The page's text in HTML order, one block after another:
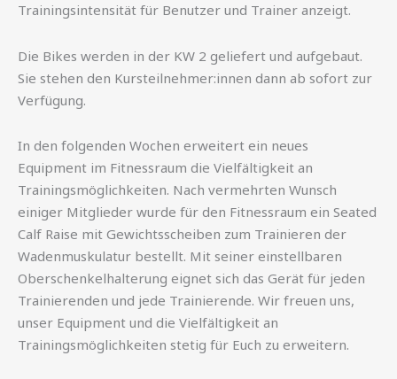
Trainingsintensität für Benutzer und Trainer anzeigt.
Die Bikes werden in der KW 2 geliefert und aufgebaut.
Sie stehen den Kursteilnehmer:innen dann ab sofort zur
Verfügung.
In den folgenden Wochen erweitert ein neues
Equipment im Fitnessraum die Vielfältigkeit an
Trainingsmöglichkeiten. Nach vermehrten Wunsch
einiger Mitglieder wurde für den Fitnessraum ein Seated
Calf Raise mit Gewichtsscheiben zum Trainieren der
Wadenmuskulatur bestellt. Mit seiner einstellbaren
Oberschenkelhalterung eignet sich das Gerät für jeden
Trainierenden und jede Trainierende. Wir freuen uns,
unser Equipment und die Vielfältigkeit an
Trainingsmöglichkeiten stetig für Euch zu erweitern.